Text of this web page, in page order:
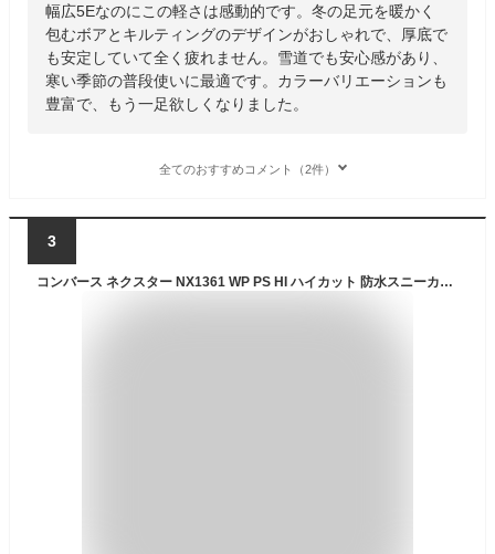
幅広5Eなのにこの軽さは感動的です。冬の足元を暖かく
包むボアとキルティングのデザインがおしゃれで、厚底で
も安定していて全く疲れません。雪道でも安心感があり、
寒い季節の普段使いに最適です。カラーバリエーションも
豊富で、もう一足欲しくなりました。
全てのおすすめコメント（2件）
3
コンバース ネクスター NX1361 WP PS HI ハイカット 防水スニーカー スノトレ 防滑 滑りにくい 雪道 レディース